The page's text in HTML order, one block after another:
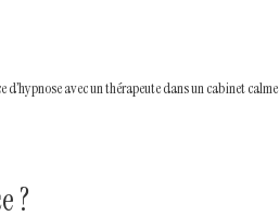
d’hypnose avec un thérapeute dans un cabinet calme
?